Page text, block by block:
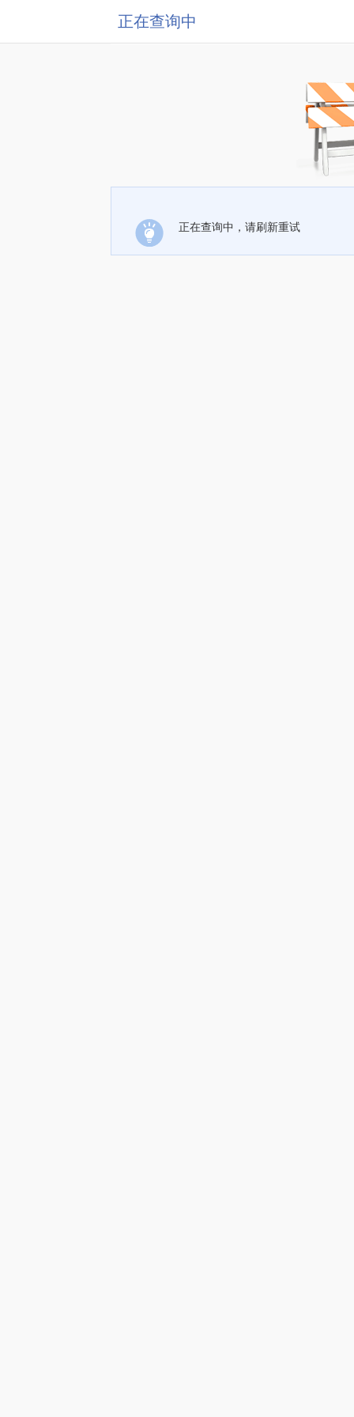
正在查询中
正在查询中，请刷新重试